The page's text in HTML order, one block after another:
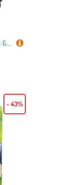
Nomad Tales Spirit Halsband, ebony - Größe XL: 52 - 58 cm Halsumfang, 40 mm breit
- 43%